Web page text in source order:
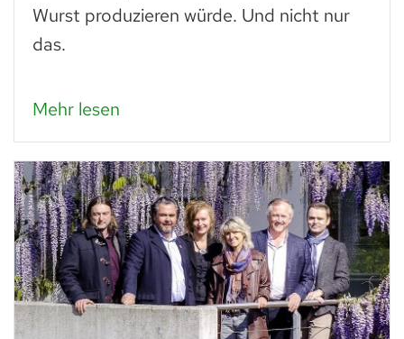
Wurst produzieren würde. Und nicht nur
das.
Mehr lesen